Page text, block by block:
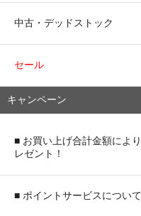
中古・デッドストック
セール
キャンペーン
■ お買い上げ合計金額によ
レゼント！
■ ポイントサービスについて